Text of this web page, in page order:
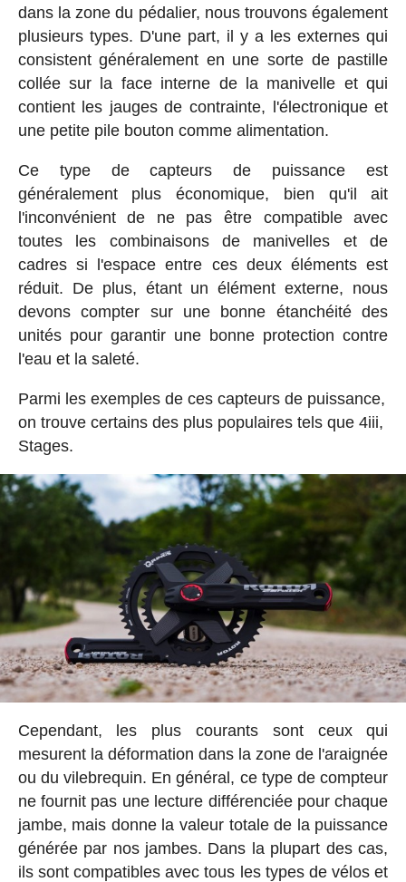
dans la zone du pédalier, nous trouvons également
plusieurs types. D'une part, il y a les externes qui
consistent généralement en une sorte de pastille
collée sur la face interne de la manivelle et qui
contient les jauges de contrainte, l'électronique et
une petite pile bouton comme alimentation.
Ce type de capteurs de puissance est
généralement plus économique, bien qu'il ait
l'inconvénient de ne pas être compatible avec
toutes les combinaisons de manivelles et de
cadres si l'espace entre ces deux éléments est
réduit. De plus, étant un élément externe, nous
devons compter sur une bonne étanchéité des
unités pour garantir une bonne protection contre
l'eau et la saleté.
Parmi les exemples de ces capteurs de puissance,
on trouve certains des plus populaires tels que 4iii,
Stages.
Cependant, les plus courants sont ceux qui
mesurent la déformation dans la zone de l'araignée
ou du vilebrequin. En général, ce type de compteur
ne fournit pas une lecture différenciée pour chaque
jambe, mais donne la valeur totale de la puissance
générée par nos jambes. Dans la plupart des cas,
ils sont compatibles avec tous les types de vélos et